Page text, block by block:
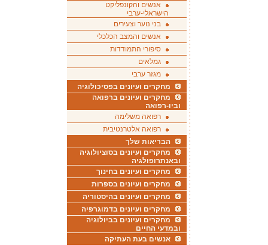
אנשים והקונפליקט
הישראלי-ערבי
בני נוער וצעירים
אנשים והמצב הכלכלי
סיפורי התמודדות
גמלאים
מגזר ערבי
מחקרים ועיונים בפסיכולוגיה
מחקרים ועיונים ברפואה
וביו-רפואה
רפואה משלימה
רפואה אלטרנטיבית
הבריאות שלך
מחקרים ועיונים בסוציולוגיה
ובאנתרופולגיה
מחקרים ועיונים בחינוך
מחקרים ועיונים בספרות
מחקרים ועיונים בהיסטוריה
מחקרים ועיונים בדמוגרפיה
מחקרים ועיונים בביולוגיה
ובמדעי החיים
אנשים בעת העתיקה